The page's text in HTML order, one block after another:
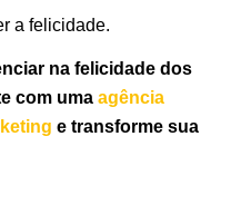
a felicidade.
na felicidade dos
com uma agência
e transforme sua